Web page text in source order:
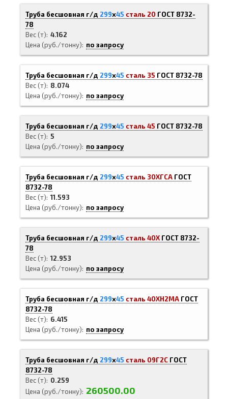
Труба бесшовная г/д 299х45 сталь 20 ГОСТ 8732-
78
Вес (т) 4.162
Цена (руб./тонну)
по запросу
Труба бесшовная г/д 299х45 сталь 35 ГОСТ 8732-78
Вес (т)
8.074
Цена (руб./тонну)
по запросу
Труба бесшовная г/д 299х45 сталь 45 ГОСТ 8732-78
Вес (т) 5
Цена (руб./тонну)
по запросу
Труба бесшовная г/д 299х45 сталь 30ХГСА ГОСТ
8732-78
Вес (т) 11.593
Цена (руб./тонну)
по запросу
Труба бесшовная г/д 299х45 сталь 40Х ГОСТ 8732-
78
Вес (т) 12.953
Цена (руб./тонну)
по запросу
Труба бесшовная г/д 299х45 сталь 40ХН2МА ГОСТ
8732-78
Вес (т)
6.415
Цена (руб./тонну)
по запросу
Труба бесшовная г/д 299х45 сталь 09Г2С ГОСТ
8732-78
Вес (т)
0.259
Цена (руб./тонну)
260500.00